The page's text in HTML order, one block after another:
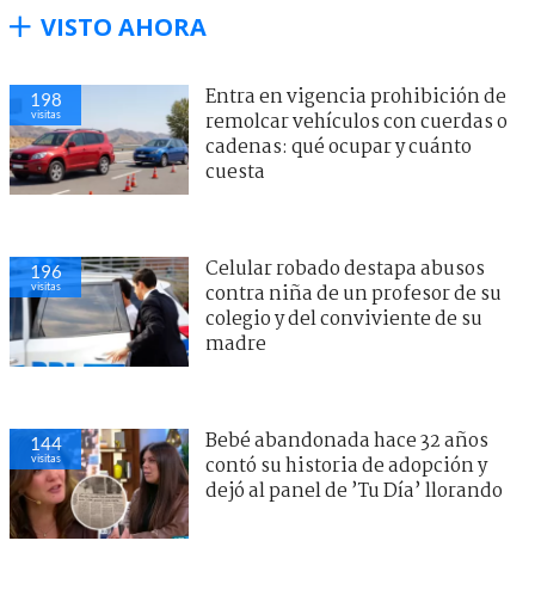
VISTO AHORA
198
visitas
Entra en vigencia prohibición de
remolcar vehículos con cuerdas o
cadenas: qué ocupar y cuánto
cuesta
196
visitas
Celular robado destapa abusos
contra niña de un profesor de su
colegio y del conviviente de su
madre
144
visitas
Bebé abandonada hace 32 años
contó su historia de adopción y
dejó al panel de ’Tu Día’ llorando